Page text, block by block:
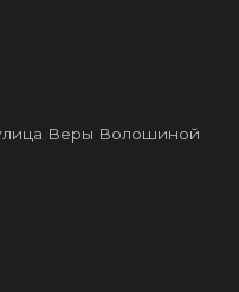
Веры Волошиной